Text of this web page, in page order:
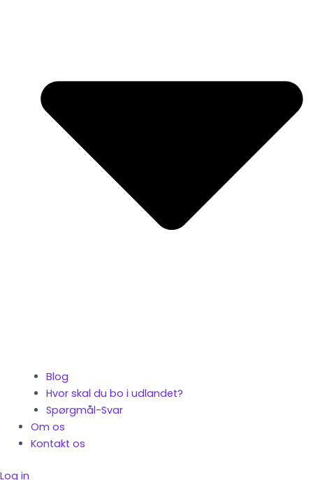
Blog
Hvor skal du bo i udlandet?
Spørgmål-Svar
Om os
Kontakt os
Log in